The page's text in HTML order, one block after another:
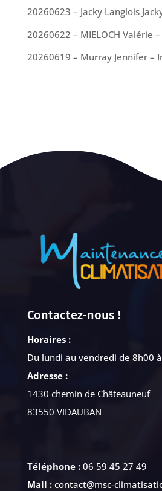
20260623 – Jacky Langlois
20260622 – MIELOCH Valérie
20260619 – Murray Jennifer –
Contactez-nous !
Horaires :
Du lundi au vendredi de 8h00
Adresse :
1430 chemin de Châteauneuf
83550 VIDAUBAN
Téléphone : 06 59 45 27 49
Mail :contact@msc-